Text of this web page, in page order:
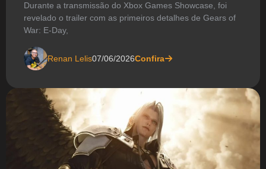
Durante a transmissão do Xbox Games Showcase, foi
revelado o trailer com as primeiros detalhes de Gears of
War: E-Day,
Renan Lelis07/06/2026Confira